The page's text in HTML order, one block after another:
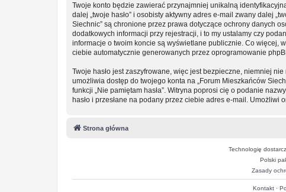
Twoje konto będzie zawierać przynajmniej unikalną
dalej „twoje hasło” i osobisty aktywny adres e-mail zwany dalej
Siechnic” są chronione przez prawa dotyczące ochrony danych
dodatkowych informacji przy rejestracji, i to my ustalamy czy
informacje o twoim koncie są wyświetlane publicznie. Co więcej,
ciebie automatycznie generowanych przez oprogramowanie
Twoje hasło jest zaszyfrowane, więc jest bezpieczne, niemniej
umożliwia dostęp do twojego konta na „Forum Mieszkańców
funkcji „Nie pamiętam hasła”. Witryna poprosi cię o podanie
hasło i przesłane na podany przez ciebie adres e-mail. Umożliwi
Strona główna
Technologię
Polski
Zasady
Kontakt·